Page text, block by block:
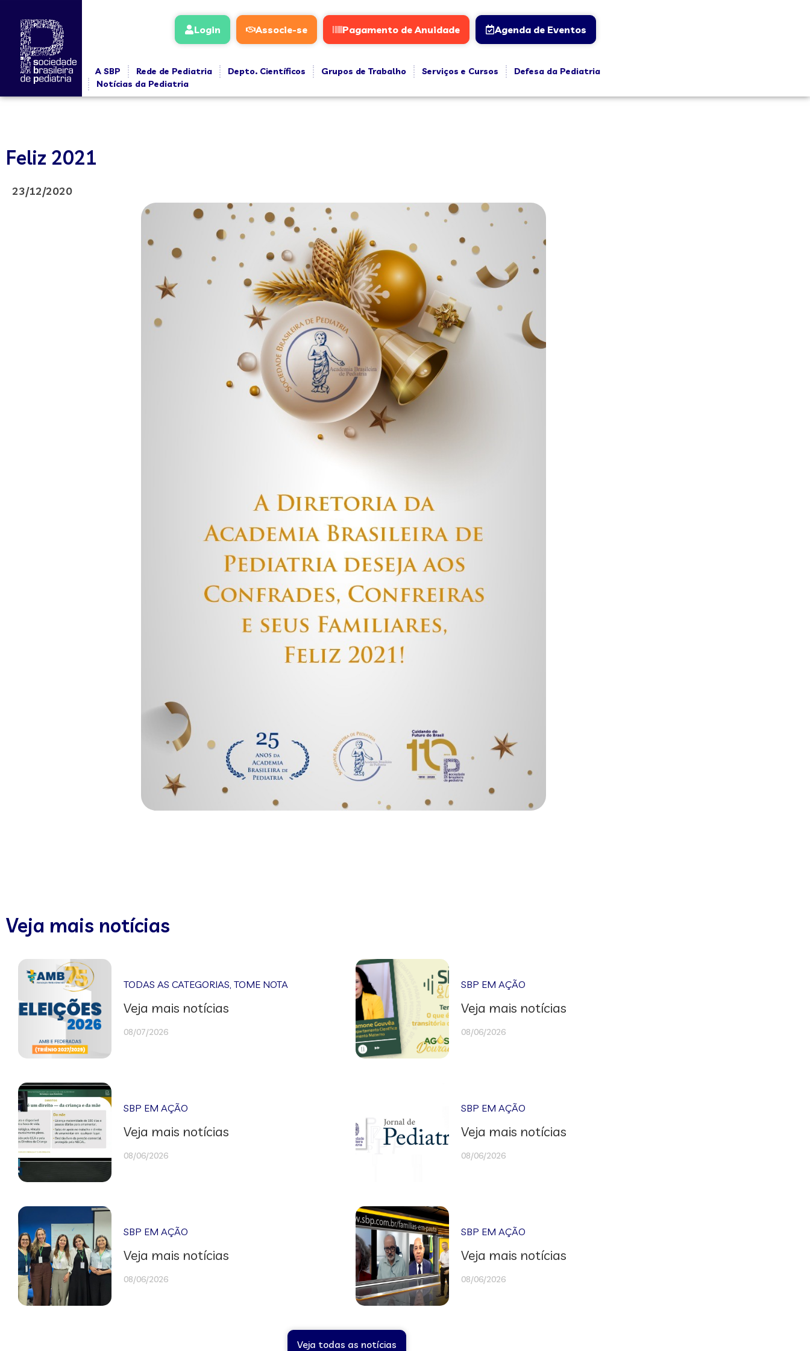
Login Associe-se Pagamento de Anuidade Agenda de Eventos
A SBP Rede de Pediatria Depto. Científicos Grupos de Trabalho Serviços e Cursos
Defesa da Pediatria
Notícias da Pediatria
Feliz 2021
23/12/2020
Veja mais notícias
TODAS AS CATEGORIAS,TOME NOTA
Veja mais notícias
08/07/2026
SBP EM AÇÃO
Veja mais notícias
08/06/2026
SBP EM AÇÃO
Veja mais notícias
08/06/2026
SBP EM AÇÃO
Veja mais notícias
08/06/2026
SBP EM AÇÃO
Veja mais notícias
08/06/2026
SBP EM AÇÃO
Veja mais notícias
08/06/2026
Veja todas as notícias